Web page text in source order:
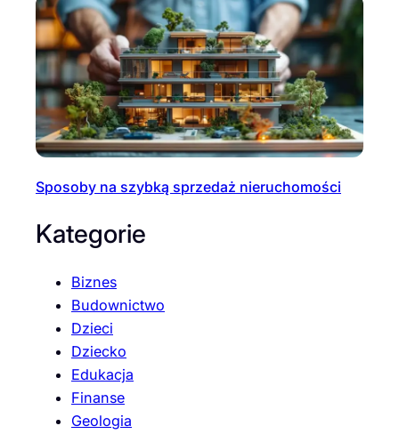
Sposoby na szybką sprzedaż nieruchomości
Kategorie
Biznes
Budownictwo
Dzieci
Dziecko
Edukacja
Finanse
Geologia